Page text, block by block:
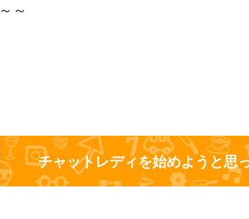
～～
チャットレディを始めようと思